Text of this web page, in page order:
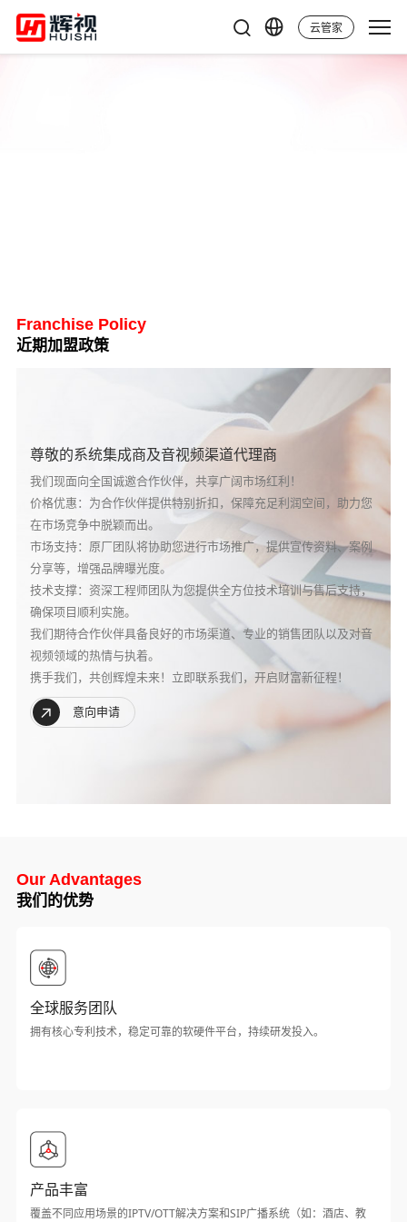
云管家
Franchise Policy
近期加盟政策
尊敬的系统集成商及音视频渠道代理商
我们现面向全国诚邀合作伙伴，共享广阔市场红利！
价格优惠：为合作伙伴提供特别折扣，保障充足利润空间，助力您
在市场竞争中脱颖而出。
市场支持：原厂团队将协助您进行市场推广，提供宣传资料、案例
分享等，增强品牌曝光度。
技术支撑：资深工程师团队为您提供全方位技术培训与售后支持，
确保项目顺利实施。
我们期待合作伙伴具备良好的市场渠道、专业的销售团队以及对音
视频领域的热情与执着。
携手我们，共创辉煌未来！立即联系我们，开启财富新征程！
意向申请
Our Advantages
我们的优势
全球服务团队
拥有核心专利技术，稳定可靠的软硬件平台，持续研发投入。
产品丰富
覆盖不同应用场景的IPTV/OTT解决方案和SIP广播系统（如：酒店、教